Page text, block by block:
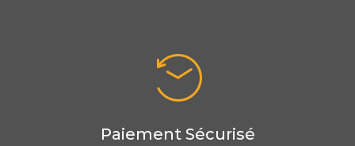
Paiement Sécurisé